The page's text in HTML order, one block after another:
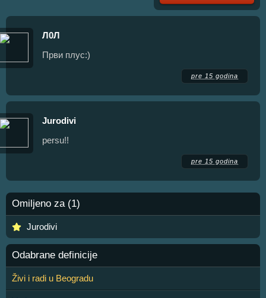
Л0Л
Први плус:)
pre 15 godina
Jurodivi
persu!!
pre 15 godina
Omiljeno za (1)
Jurodivi
Odabrane definicije
Živi i radi u Beogradu